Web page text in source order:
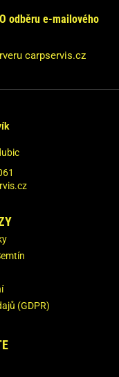
hodin.
zveřejňovat.
odběru e-mailového
carpservis.cz
(GDPR)